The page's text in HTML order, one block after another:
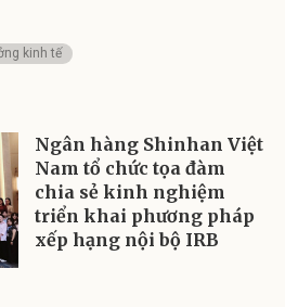
kinh tế
Ngân hàng Shinhan Việt
Nam tổ chức tọa đàm
chia sẻ kinh nghiệm
triển khai phương pháp
xếp hạng nội bộ IRB